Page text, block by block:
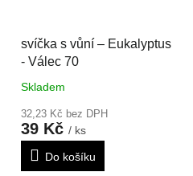
svíčka s vůní – Eukalyptus
- Válec 70
Skladem
32,23 Kč bez DPH
39 Kč / ks
Do košíku